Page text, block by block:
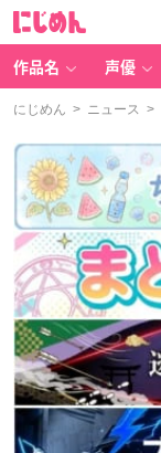
作品名 声優
にじめん > ニュース >